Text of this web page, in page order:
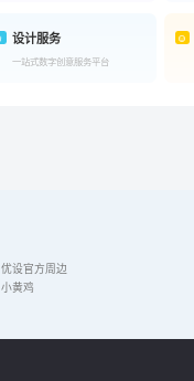
设计服务
一站式数字创意服务平台
优设官方周边
小黄鸡